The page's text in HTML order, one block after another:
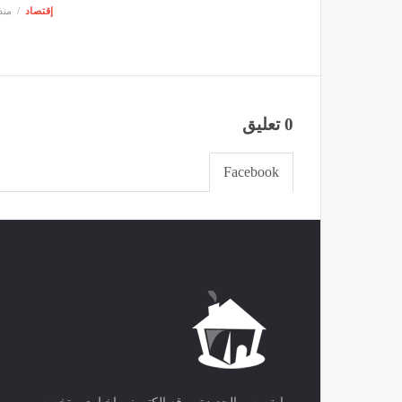
إقتصاد منذ 9 ساعات
0 تعليق
Facebook